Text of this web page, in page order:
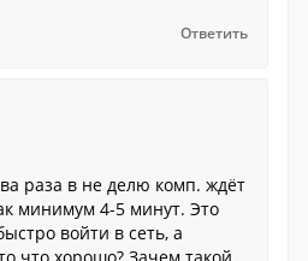
Ответить
раза в не делю комп. ждёт
минимум 4-5 минут. Это
войти в сеть, а